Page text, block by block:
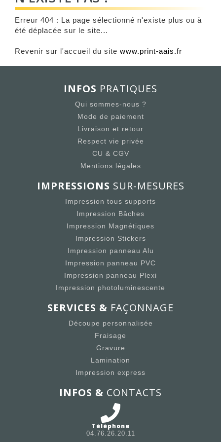
Erreur 404 : La page sélectionné n'existe plus ou à
été déplacée sur le site...
Revenir sur l'accueil du site www.print-aais.fr
INFOS PRATIQUES
Qui sommes-nous ?
Mode de paiement
Livraison et retour
Respect vie privée
CU & CGV
Mentions légales
IMPRESSIONS SUR-MESURES
Impression tous supports
Impression Bâches
Impression Magnétiques
Impression Stickers
Impression panneau Alu
Impression panneau PVC
Impression panneau Plexi
Impression photoluminescente
SERVICES & FAÇONNAGE
Découpe personnalisée
Fraisage
Gravure
Lamination
Impression express
INFOS & CONTACTS
Téléphone
04.76.26.20.11